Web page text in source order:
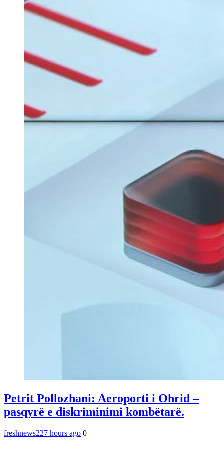
Petrit Pollozhani: Aeroporti i Ohrid –
pasqyrë e diskriminimi kombëtarë.
freshnews227 hours ago 0